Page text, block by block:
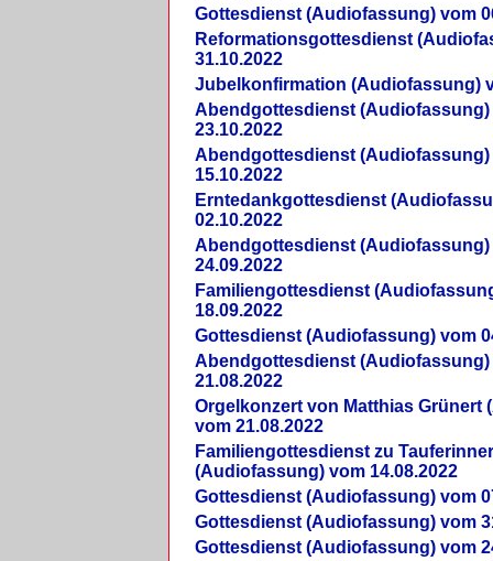
Gottesdienst (Audiofassung) vom
Reformationsgottesdienst
31.10.2022
Jubelkonfirmation (Audiofassung)
Abendgottesdienst (Audiofassung)
23.10.2022
Abendgottesdienst (Audiofassung)
15.10.2022
Erntedankgottesdienst
02.10.2022
Abendgottesdienst (Audiofassung)
24.09.2022
Familiengottesdienst
18.09.2022
Gottesdienst (Audiofassung) vom
Abendgottesdienst (Audiofassung)
21.08.2022
Orgelkonzert von Matthias Grünert
vom 21.08.2022
Familiengottesdienst zu
(Audiofassung) vom 14.08.2022
Gottesdienst (Audiofassung) vom
Gottesdienst (Audiofassung) vom
Gottesdienst (Audiofassung) vom